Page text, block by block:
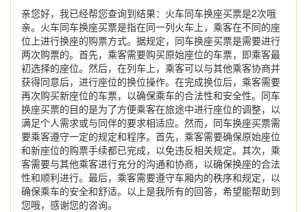
亲您好，我已经帮您查询到结果：火车同车换座买票是2次哦
亲。火车同车换座买票是指在同一列火车上，乘客在不同的座
位上进行换座的购票方式。据规定，同车换座买票是需要进行
两次购票的。首先，乘客需要购买原始座位的车票，即乘客最
初选择的座位。然后，在列车上，乘客可以与其他乘客协商并
获得同意后，进行座位的换位操作。在完成换位后，乘客需要
再次购买新座位的车票，以确保乘车的合法性和安全性。同车
换座买票的目的是为了方便乘客在旅途中进行座位的调整，以
满足个人需求或与同伴的要求相适应。然而，同车换座买票需
要乘客遵守一定的规定和程序。首先，乘客需要确保原始座位
和新座位的购票手续都已完成，以免违反相关规定。其次，乘
客需要与其他乘客进行充分的沟通和协商，以确保换座的合法
性和顺利进行。最后，乘客需要遵守车厢内的秩序和规定，以
确保乘车的安全和舒适。以上是我所有的回答，希望能帮助到
您哦，感谢您的咨询。